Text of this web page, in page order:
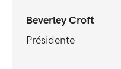
Beverley Croft
Présidente